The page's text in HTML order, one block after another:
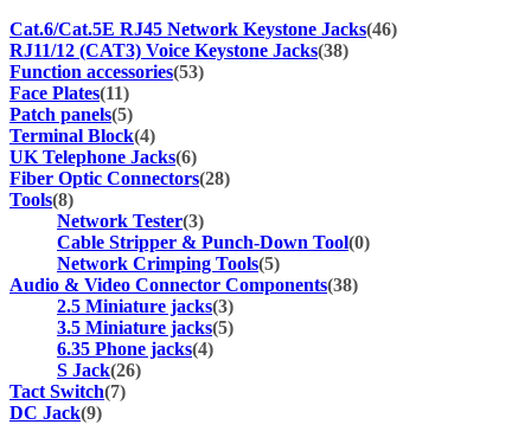
Cat.6/Cat.5E RJ45 Network Keystone Jacks(46)
RJ11/12 (CAT3) Voice Keystone Jacks(38)
Function accessories(53)
Face Plates(11)
Patch panels(5)
Terminal Block(4)
UK Telephone Jacks(6)
Fiber Optic Connectors(28)
Tools(8)
Network Tester(3)
Cable Stripper & Punch-Down Tool(0)
Network Crimping Tools(5)
Audio & Video Connector Components(38)
2.5 Miniature jacks(3)
3.5 Miniature jacks(5)
6.35 Phone jacks(4)
S Jack(26)
Tact Switch(7)
DC Jack(9)